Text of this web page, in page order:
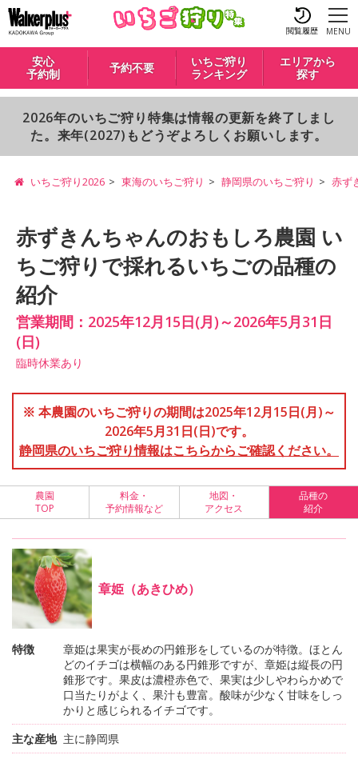
閲覧履歴 MENU
安心
予約制
予約不要
いちご狩り
ランキング
エリアから
探す
2026年のいちご狩り特集は情報の更新を終了しまし
た。来年(2027)もどうぞよろしくお願いします。
いちご狩り2026 東海のいちご狩り 静岡県のいちご狩り 赤ず
赤ずきんちゃんのおもしろ農園 い
ちご狩りで採れるいちごの品種の
紹介
営業期間：2025年12月15日(月)～2026年5月31日
(日)
臨時休業あり
※ 本農園のいちご狩りの期間は2025年12月15日(月)～
2026年5月31日(日)です。
静岡県のいちご狩り情報はこちらからご確認ください。
農園
TOP
料金・
予約情報など
地図・
アクセス
品種の
紹介
章姫（あきひめ）
特徴
章姫は果実が長めの円錐形をしているのが特徴。ほとん
どのイチゴは横幅のある円錐形ですが、章姫は縦長の円
錐形です。果皮は濃橙赤色で、果実は少しやわらかめで
口当たりがよく、果汁も豊富。酸味が少なく甘味をしっ
かりと感じられるイチゴです。
主な産地 主に静岡県